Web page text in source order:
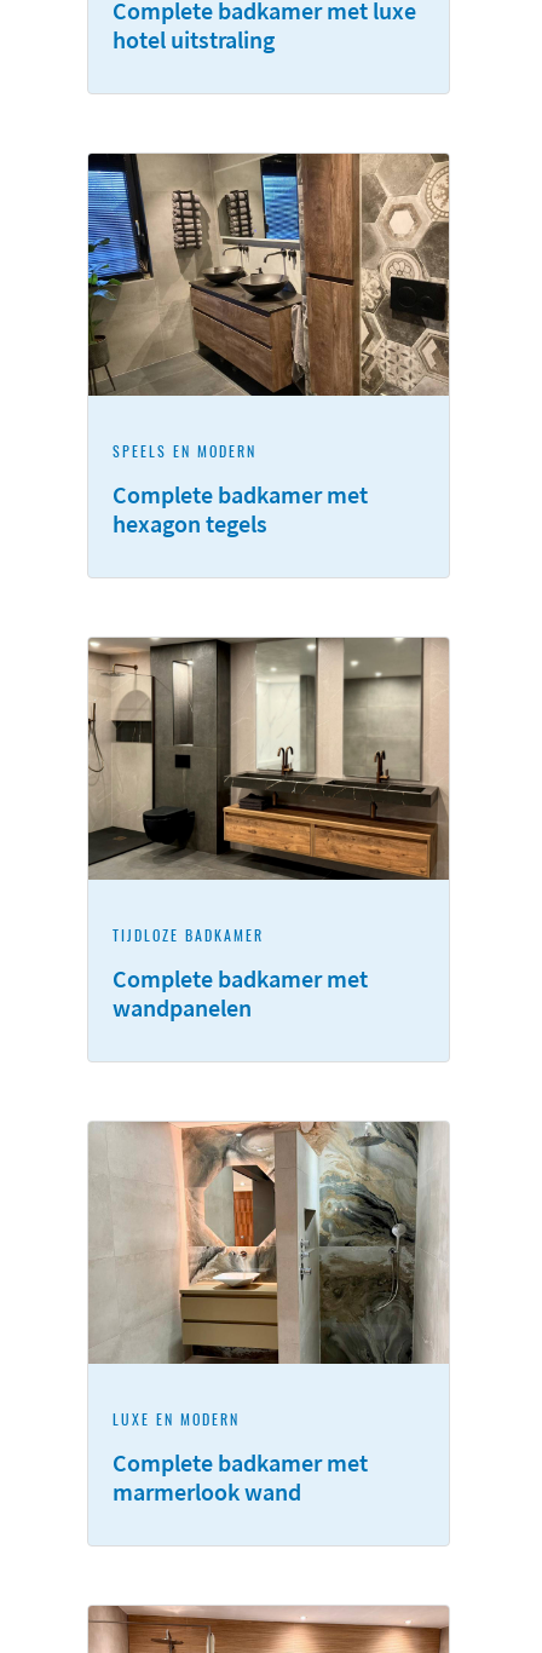
Complete badkamer met luxe
hotel uitstraling
SPEELS EN MODERN
Complete badkamer met
hexagon tegels
TIJDLOZE BADKAMER
Complete badkamer met
wandpanelen
LUXE EN MODERN
Complete badkamer met
marmerlook wand